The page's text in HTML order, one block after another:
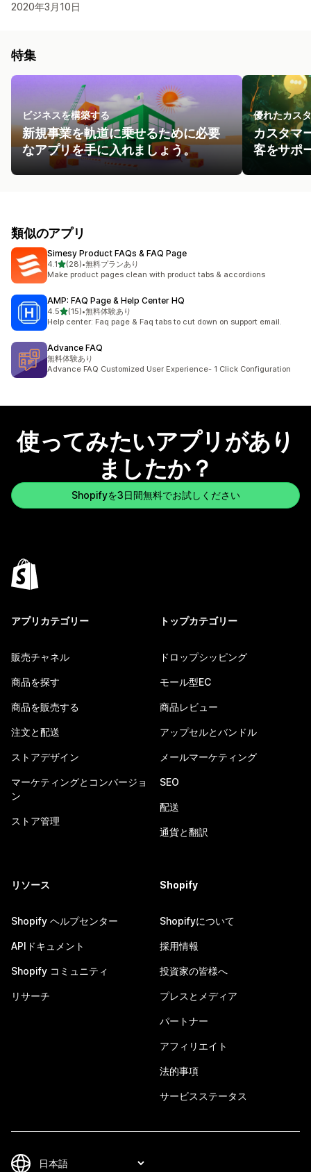
2020年3月10日
特集
ビジネスを構築する
新規事業を軌道に乗せるために必要
なアプリを手に入れましょう。
優れたカス
カスタマ
客をサポ
類似のアプリ
Simesy Product FAQs & FAQ Page
4.15つ星中
(28)
合計レビュー数：28件
•無料プランあり
Make product pages clean with product tabs & accordions
AMP: FAQ Page & Help Center HQ
4.55つ星中
(15)
合計レビュー数：15件
•無料体験あり
Help center: Faq page & Faq tabs to cut down on support email.
Advance FAQ
無料体験あり
Advance FAQ Customized User Experience- 1 Click Configuration
使ってみたいアプリがあり
ましたか？
Shopifyを3日間無料でお試しください
アプリカテゴリー
販売チャネル
商品を探す
商品を販売する
注文と配送
ストアデザイン
マーケティングとコンバージョ
ン
ストア管理
トップカテゴリー
ドロップシッピング
モール型EC
商品レビュー
アップセルとバンドル
メールマーケティング
SEO
配送
通貨と翻訳
リソース
Shopify ヘルプセンター
APIドキュメント
Shopify コミュニティ
リサーチ
Shopify
Shopifyについて
採用情報
投資家の皆様へ
プレスとメディア
パートナー
アフィリエイト
法的事項
サービスステータス